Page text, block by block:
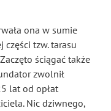
ona w sumie
tzw. tarasu
ściągać także
zwolnił
lat od opłat
Nic dziwnego,